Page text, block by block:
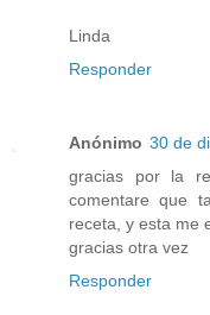
Linda
Responder
Anónimo 30 de
gracias por la
comentare que
receta, y esta me
gracias otra vez
Responder